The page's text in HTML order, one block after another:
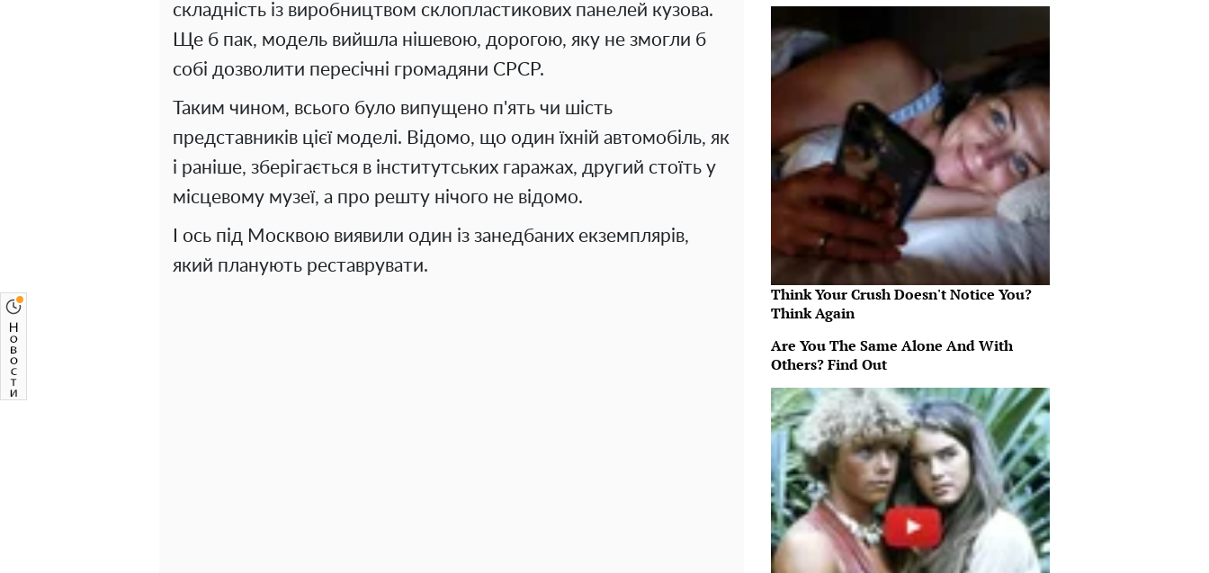
складність із виробництвом склопластикових панелей кузова.
Ще б пак, модель вийшла нішевою, дорогою, яку не змогли б
собі дозволити пересічні громадяни СРСР.
Таким чином, всього було випущено п'ять чи шість
представників цієї моделі. Відомо, що один їхній автомобіль, як
і раніше, зберігається в інститутських гаражах, другий стоїть у
місцевому музеї, а про решту нічого не відомо.
І ось під Москвою виявили один із занедбаних екземплярів,
який планують реставрувати.
Think Your Crush Doesn't Notice You?
Think Again
Are You The Same Alone And With
Others? Find Out